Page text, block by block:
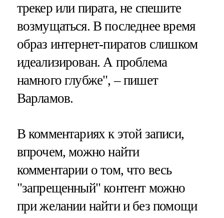
трекер или пирата, не спешите
возмущаться. В последнее время
образ интернет-пиратов слишком
идеализирован. А проблема
намного глубже", – пишет
Варламов.
В комментариях к этой записи,
впрочем, можно найти
комментарии о том, что весь
"запрещенный" контент можно
при желании найти и без помощи